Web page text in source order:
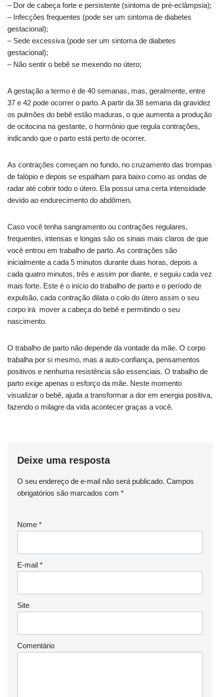
– Dor de cabeça forte e persistente (sintoma de pré-eclâmpsia);
– Infecções frequentes (pode ser um sintoma de diabetes
gestacional);
– Sede excessiva (pode ser um sintoma de diabetes
gestacional);
– Não sentir o bebê se mexendo no útero;
A gestação a termo é de 40 semanas, mas, geralmente, entre
37 e 42 pode ocorrer o parto. A partir da 38 semana da gravidez
os pulmões do bebê estão maduras, o que aumenta a produção
de ocitocina na gestante, o hormônio que regula contrações,
indicando que o parto está perto de ocorrer.
As contrações começam no fundo, no cruzamento das trompas
de falópio e depois se espalham para baixo como as ondas de
radar até cobrir todo o útero. Ela possui uma certa intensidade
devido ao endurecimento do abdômen.
Caso você tenha sangramento ou contrações regulares,
frequentes, intensas e longas são os sinais mais claros de que
você entrou em trabalho de parto. As contrações são
inicialmente a cada 5 minutos durante duas horas, depois a
cada quatro minutos, três e assim por diante, e seguiu cada vez
mais forte. Este é o início do trabalho de parto e o período de
expulsão, cada contração dilata o colo do útero assim o seu
corpo irá mover a cabeça do bebê e permitindo o seu
nascimento.
O trabalho de parto não depende da vontade da mãe. O corpo
trabalha por si mesmo, mas a auto-confiança, pensamentos
positivos e nenhuma resistência são essenciais. O trabalho de
parto exige apenas o esforço da mãe. Neste momento
visualizar o bebê, ajuda a transformar a dor em energia positiva,
fazendo o milagre da vida acontecer graças a você.
Deixe uma resposta
O seu endereço de e-mail não será publicado. Campos
obrigatórios são marcados com *
Nome *
E-mail *
Site
Comentário